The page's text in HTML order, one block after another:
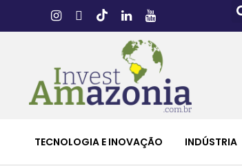
TECNOLOGIA E INOVAÇÃO INDÚSTRIA